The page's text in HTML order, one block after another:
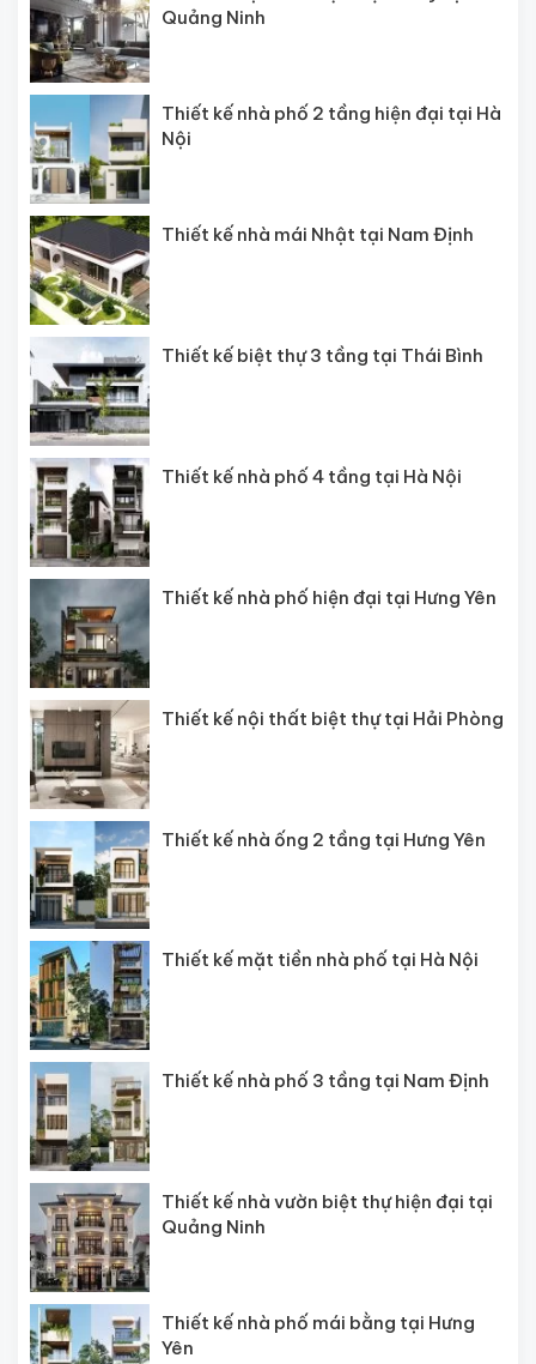
Quảng Ninh
Thiết kế nhà phố 2 tầng hiện đại tại Hà
Nội
Thiết kế nhà mái Nhật tại Nam Định
Thiết kế biệt thự 3 tầng tại Thái Bình
Thiết kế nhà phố 4 tầng tại Hà Nội
Thiết kế nhà phố hiện đại tại Hưng Yên
Thiết kế nội thất biệt thự tại Hải Phòng
Thiết kế nhà ống 2 tầng tại Hưng Yên
Thiết kế mặt tiền nhà phố tại Hà Nội
Thiết kế nhà phố 3 tầng tại Nam Định
Thiết kế nhà vườn biệt thự hiện đại tại
Quảng Ninh
Thiết kế nhà phố mái bằng tại Hưng
Yên